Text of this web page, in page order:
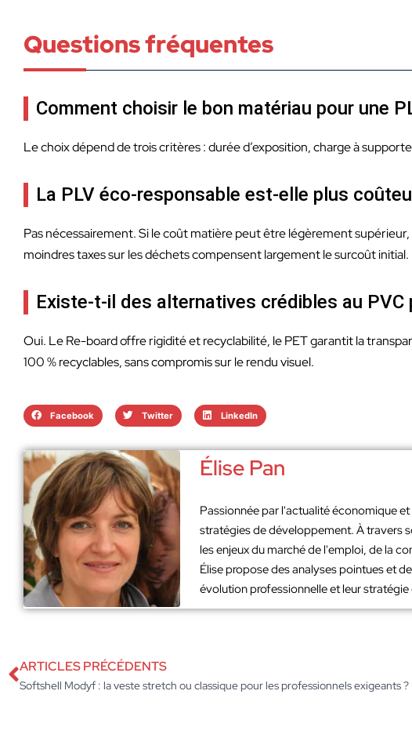
Questions fréquentes
Comment choisir le bon matériau pour une
Le choix dépend de trois critères : durée d’exposition, charge à
La PLV éco-responsable est-elle plus
Pas nécessairement. Si le coût matière peut être légèrement
moindres taxes sur les déchets compensent largement le surcoût initial.
Existe-t-il des alternatives crédibles au PVC
Oui. Le Re-board offre rigidité et recyclabilité, le PET garantit la
100 % recyclables, sans compromis sur le rendu visuel.
Facebook Twitter LinkedIn
Élise Pan
Passionnée par l'actualité économique
stratégies de développement. À travers
les enjeux du marché de l'emploi, de la
Élise propose des analyses pointues et
évolution professionnelle et leur
ARTICLES PRÉCÉDENTS
Softshell Modyf : la veste stretch ou classique pour les professionnels exigeants ?